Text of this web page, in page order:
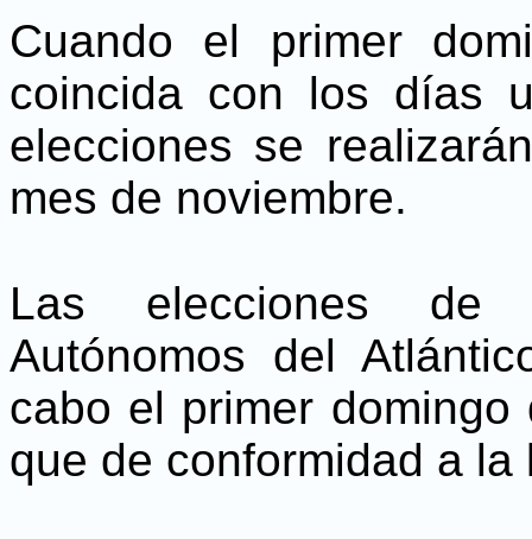
Cuando el primer
coincida con los días
elecciones se
mes de noviembre.
Las elecciones de
Autónomos del
cabo el primer
que de conformidad a